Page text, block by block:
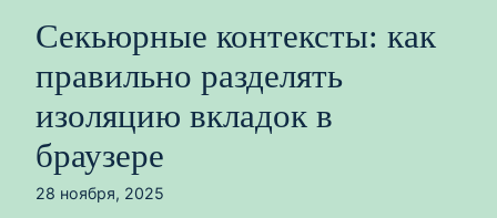
Секьюрные контексты: как
правильно разделять
изоляцию вкладок в
браузере
28 ноября, 2025